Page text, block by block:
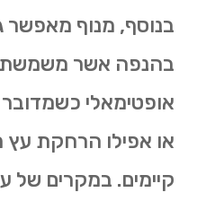
בנוסף, מנוף מאפשר
בהנפה אשר משמשת
אופטימאלי כשמדובר
או אפילו הרחקת עץ